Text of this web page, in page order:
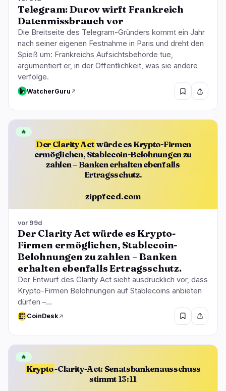
Telegram: Durov wirft Frankreich
Datenmissbrauch vor
Die Breitseite des Telegram-Gründers kommt ein Jahr
nach seiner eigenen Festnahme in Paris und dreht den
Spieß um: Frankreichs Aufsichtsbehörde tue,
argumentiert er, in der Öffentlichkeit, was sie andere
verfolge.
WatcherGuru
Der Clarity Act würde es Krypto-Firmen
ermöglichen, Stablecoin-Belohnungen zu
zahlen – Banken erhalten ebenfalls
Ertragsschutz.
zippfeed.com
🔥
vor 99d
Der Clarity Act würde es Krypto-
Firmen ermöglichen, Stablecoin-
Belohnungen zu zahlen – Banken
erhalten ebenfalls Ertragsschutz.
Der Entwurf des Clarity Act sieht ausdrücklich vor, dass
Krypto-Firmen Belohnungen auf Stablecoins anbieten
dürfen –…
CoinDesk
Krypto-Clarity-Act: Senatsbankenausschuss
stimmt 13:11
🔥